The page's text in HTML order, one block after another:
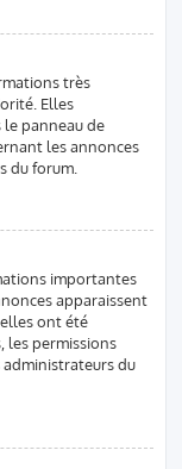
très
Elles
le panneau de
les annonces
du forum.
importantes
apparaissent
ont été
les permissions
du